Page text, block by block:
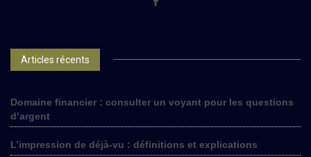
Articles récents
Domaine financier : consulter un voyant pour les questions
d’argent
L’impression de déjà-vu : définitions et explications